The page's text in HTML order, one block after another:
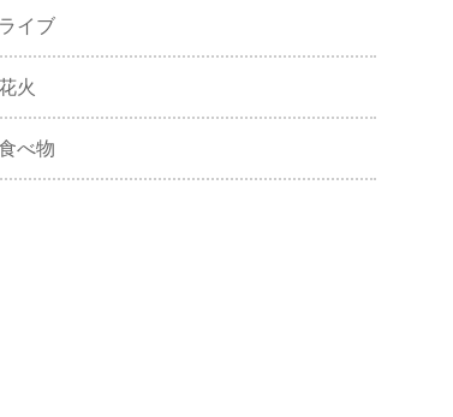
ライブ
火
べ物